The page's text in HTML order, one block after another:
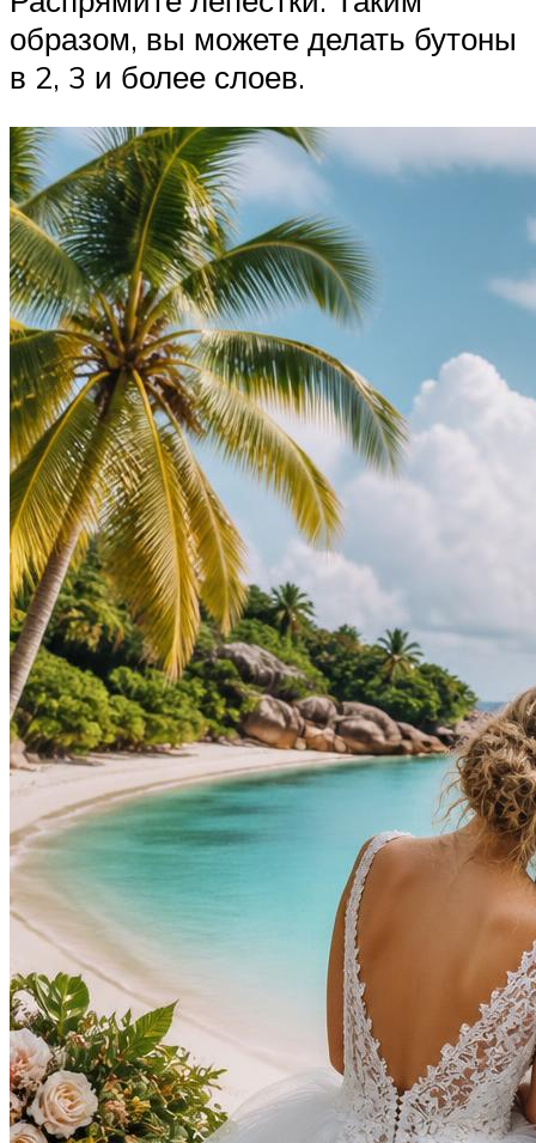
образом, вы можете делать бутоны
в 2, 3 и более слоев.